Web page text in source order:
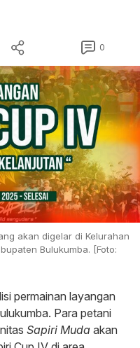
0
akan digelar di Kelurahan
Bulukumba. [Foto:
permainan layangan
Para petani
Sapiri Muda akan